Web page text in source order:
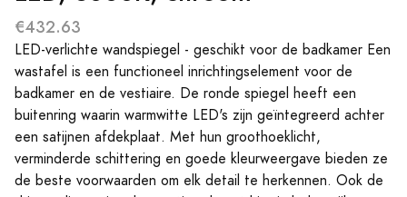
€432.63
LED-verlichte wandspiegel - geschikt voor de badkamer Een
wastafel is een functioneel inrichtingselement voor de
badkamer en de vestiaire. De ronde spiegel heeft een
buitenring waarin warmwitte LED's zijn geïntegreerd achter
een satijnen afdekplaat. Met hun groothoeklicht,
verminderde schittering en goede kleurweergave bieden ze
de beste voorwaarden om elk detail te herkennen. Ook de